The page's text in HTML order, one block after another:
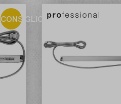
CONSIGLIO!